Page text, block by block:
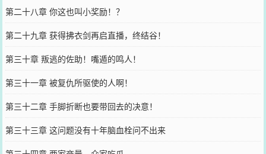
第二十八章 你这也叫小奖励！？
第二十九章 获得拂衣剑再启直播，终结谷！
第三十章 叛逃的佐助！嘴遁的鸣人！
第三十一章 被复仇所驱使的人啊！
第三十二章 手脚折断也要带回去的决意！
第三十三章 这问题没有十年脑血栓问不出来